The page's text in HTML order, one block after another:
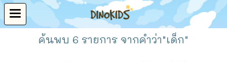
ค้นพบ 6 รายการ จากคำว่า"เด็ก"